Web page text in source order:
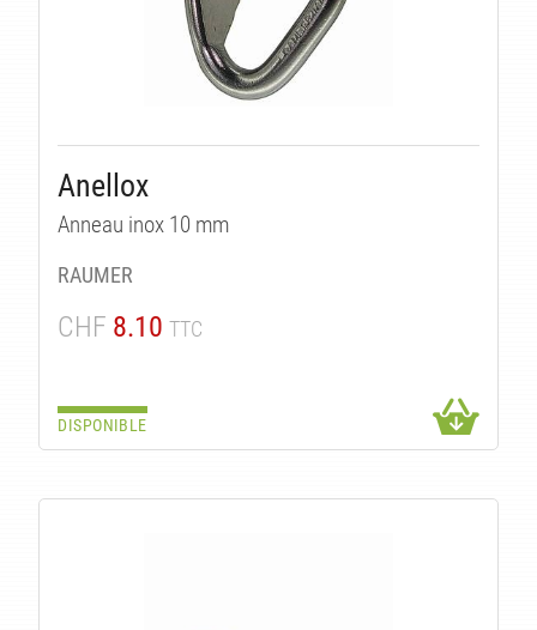
Anellox
Anneau inox 10 mm
RAUMER
CHF 8.10 TTC
DISPONIBLE